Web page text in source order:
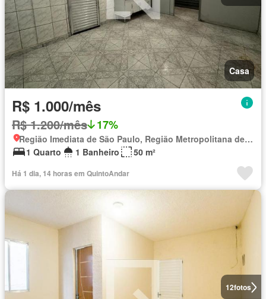
Casa
R$ 1.000/mês
R$ 1.200/mês 17%
Região Imediata de São Paulo, Região Metropolitana de São Paulo
1 Quarto
1 Banheiro 50 m²
Há 1 dia, 14 horas em QuintoAndar
12fotos